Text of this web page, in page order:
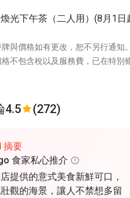
光下午茶‌（二人用）(8月1日
與價格如有更改，恕不另行通知。
格不包含稅以及服務費，已在特別
4.5 (272)
摘要
食家私心推介
提供的意式美食新鮮可口，
觀的海景，讓人不禁想多留